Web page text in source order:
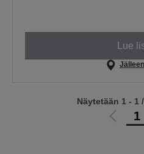
Lue
Siirry1
Näytetään 1 - 1